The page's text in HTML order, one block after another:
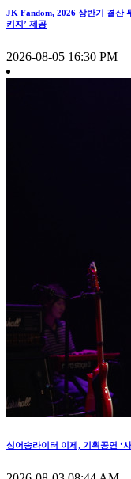
JK Fandom, 2026 상반기 결산
키지’ 제공
2026-08-05 16:30 PM
싱어송라이터 이제, 기획공연 ‘